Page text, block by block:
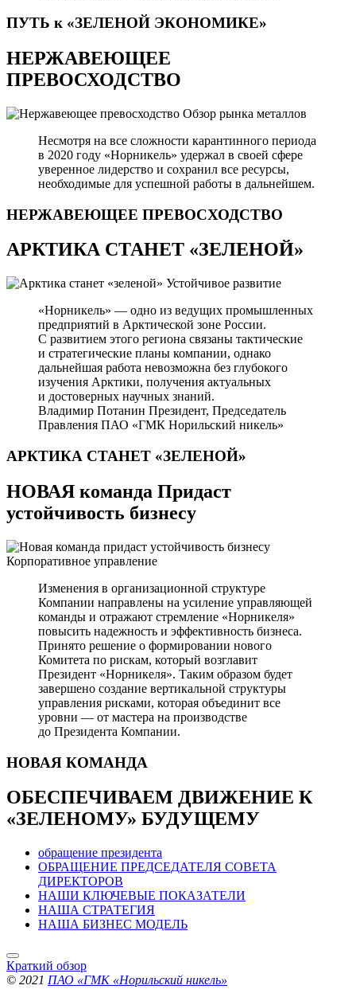
ПУТЬ к «ЗЕЛЕНОЙ ЭКОНОМИКЕ»
НЕРЖАВЕЮЩЕЕ
ПРЕВОСХОДСТВО
Обзор рынка металлов
Несмотря на все сложности карантинного периода
в 2020 году «Норникель» удержал в своей сфере
уверенное лидерство и сохранил все ресурсы,
необходимые для успешной работы в дальнейшем.
НЕРЖАВЕЮЩЕЕ ПРЕВОСХОДСТВО
АРКТИКА СТАНЕТ «ЗЕЛЕНОЙ»
Устойчивое развитие
«Норникель» — одно из ведущих промышленных
предприятий в Арктической зоне России.
С развитием этого региона связаны тактические
и стратегические планы компании, однако
дальнейшая работа невозможна без глубокого
изучения Арктики, получения актуальных
и достоверных научных знаний.
Владимир Потанин Президент, Председатель
Правления ПАО «ГМК Норильский никель»
АРКТИКА СТАНЕТ «ЗЕЛЕНОЙ»
НОВАЯ команда Придаст
устойчивость бизнесу
Корпоративное управление
Изменения в организационной структуре
Компании направлены на усиление управляющей
команды и отражают стремление «Норникеля»
повысить надежность и эффективность бизнеса.
Принято решение о формировании нового
Комитета по рискам, который возглавит
Президент «Норникеля». Таким образом будет
завершено создание вертикальной структуры
управления рисками, которая объединит все
уровни — от мастера на производстве
до Президента Компании.
НОВАЯ КОМАНДА
ОБЕСПЕЧИВАЕМ ДВИЖЕНИЕ К
«ЗЕЛЕНОМУ» БУДУЩЕМУ
обращение президента
ОБРАЩЕНИЕ ПРЕДСЕДАТЕЛЯ СОВЕТА
ДИРЕКТОРОВ
НАШИ КЛЮЧЕВЫЕ ПОКАЗАТЕЛИ
НАША СТРАТЕГИЯ
НАША БИЗНЕС МОДЕЛЬ
Краткий обзор
© 2021 ПАО «ГМК «Норильский никель»